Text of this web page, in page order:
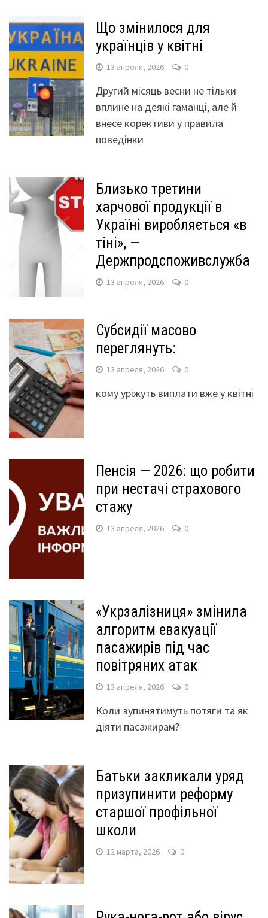
Що змінилося для
українців у квітні
13 апреля, 2026 0
Другий місяць весни не тільки
вплине на деякі гаманці, але й
внесе корективи у правила
поведінки
Близько третини
харчової продукції в
Україні виробляється «в
тіні», —
Держпродспоживслужба
13 апреля, 2026 0
Субсидії масово
переглянуть:
13 апреля, 2026 0
кому уріжуть виплати вже у квітні
Пенсія — 2026: що робити
при нестачі страхового
стажу
13 апреля, 2026 0
«Укрзалізниця» змінила
алгоритм евакуації
пасажирів під час
повітряних атак
13 апреля, 2026 0
Коли зупинятимуть потяги та як
діяти пасажирам?
Батьки закликали уряд
призупинити реформу
старшої профільної
школи
12 марта, 2026 0